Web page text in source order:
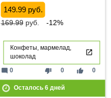
149.99 руб.
169.99руб. -12%
Конфеты, мармелад,
шоколад
thumb_down 0 thumb_up 0
mode_comment 0
Осталось 6дней